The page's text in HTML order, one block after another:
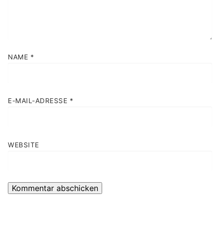
NAME *
E-MAIL-ADRESSE *
WEBSITE